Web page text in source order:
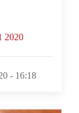
2020
- 16:18